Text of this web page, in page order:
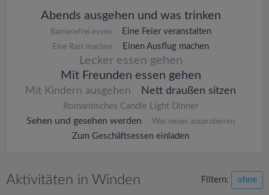
Abends ausgehen und was trinken
Barrierefrei essen Eine Feier veranstalten
Eine Rast machen Einen Ausflug machen
Lecker essen gehen
Mit Freunden essen gehen
Mit Kindern ausgehen Nett draußen sitzen
Romantisches Candle Light Dinner
Sehen und gesehen werden Was neues ausprobieren
Zum Geschäftsessen einladen
Aktivitäten in Winden Filtern: ohne